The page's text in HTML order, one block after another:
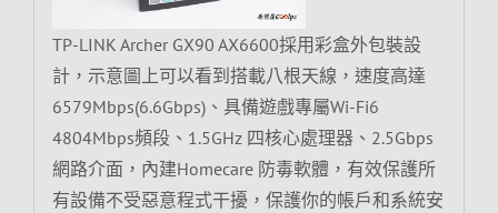
TP-LINK Archer GX90 AX6600採用彩盒外包裝設
計，示意圖上可以看到搭載八根天線，速度高達
6579Mbps(6.6Gbps)、具備遊戲專屬Wi-Fi6
4804Mbps頻段、1.5GHz 四核心處理器、2.5Gbps
網路介面，內建Homecare 防毒軟體，有效保護所
有設備不受惡意程式干擾，保護你的帳戶和系統安